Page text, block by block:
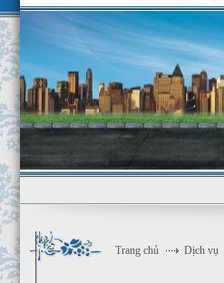
Trang chủ Dịch vụ